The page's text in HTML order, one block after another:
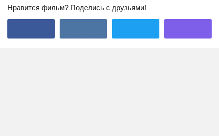
Нравится фильм? Поделись с друзьями!